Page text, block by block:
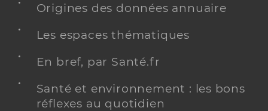
Origines des données annuaire
Les espaces thématiques
En bref, par Santé.fr
Santé et environnement : les bons
réflexes au quotidien